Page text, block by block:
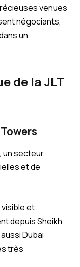
venues
négociants,
un
de la JLT
un secteur
et de
et
depuis Sheikh
Dubai
très